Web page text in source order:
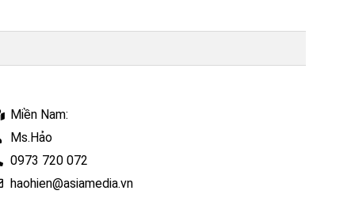
Miền Nam:
Ms.Hảo
0973 720 072
haohien@asiamedia.vn